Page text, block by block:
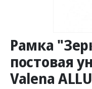
Рамка
постовая
Valena